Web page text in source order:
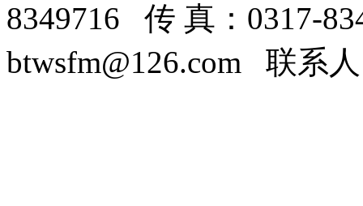
8349716 传 真：0317-
btwsfm@126.com 联系